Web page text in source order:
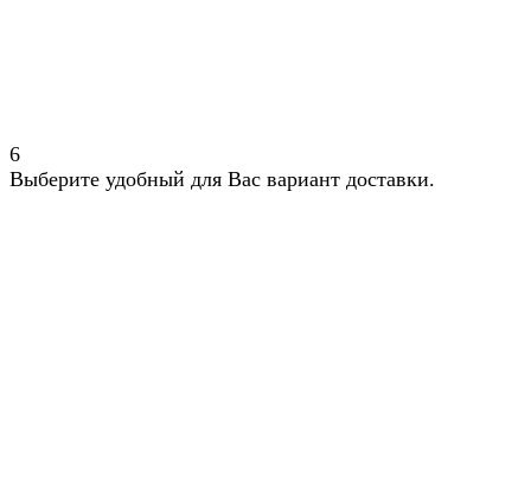
6
Выберите удобный для Вас вариант доставки.